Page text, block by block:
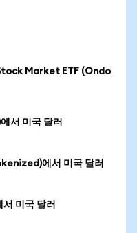
Market ETF (Ondo
서 미국 달러
에서 미국 달러
미국 달러